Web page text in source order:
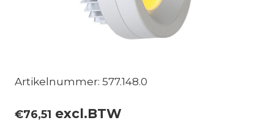
Artikelnummer: 577.148.0
€76,51 excl.BTW